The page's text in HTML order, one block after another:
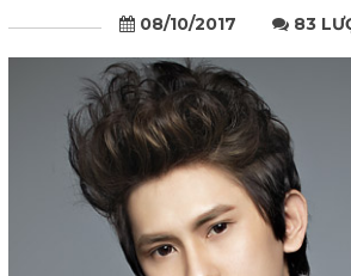
08/10/2017 83